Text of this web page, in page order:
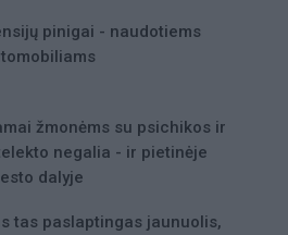
pinigai - naudotiems
žmonėms su psichikos ir
negalia - ir pietinėje
dalyje
tas paslaptingas jaunuolis,